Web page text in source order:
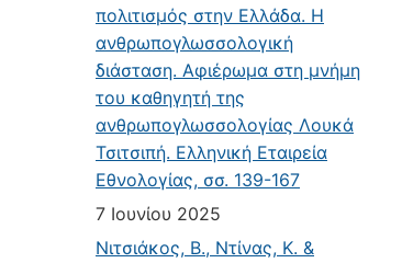
πολιτισμός στην Ελλάδα. Η
ανθρωπογλωσσολογική
διάσταση. Αφιέρωμα στη μνήμη
του καθηγητή της
ανθρωπογλωσσολογίας Λουκά
Τσιτσιπή. Ελληνική Εταιρεία
Εθνολογίας, σσ. 139-167
7 Ιουνίου 2025
Νιτσιάκος, Β., Ντίνας, Κ. &